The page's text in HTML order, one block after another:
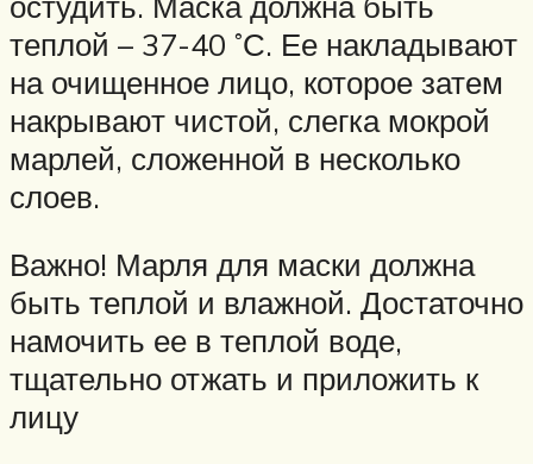
теплой – 37-40 ˚С. Ее накладывают
на очищенное лицо, которое затем
накрывают чистой, слегка мокрой
марлей, сложенной в несколько
слоев.
Важно! Марля для маски должна
быть теплой и влажной. Достаточно
намочить ее в теплой воде,
тщательно отжать и приложить к
лицу